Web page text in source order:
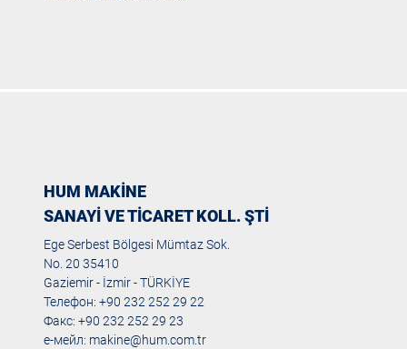
HUM MAKİNE
SANAYİ VE TİCARET KOLL. ŞTİ
Ege Serbest Bölgesi Mümtaz Sok.
No. 20 35410
Gaziemir - İzmir - TÜRKİYE
Телефон: +90 232 252 29 22
Факс: +90 232 252 29 23
е-мейл: makine@hum.com.tr